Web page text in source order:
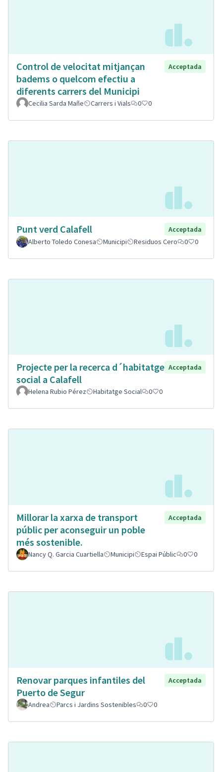
Control de velocitat mitjançan
badems o quelcom efectiu a
diferents carrers del Municipi
Acceptada
Cecilia Sarda Mañe Carrers i Vials 0 0
Punt verd Calafell
Acceptada
Alberto Toledo Conesa
Municipi Residuos Cero 0 0
Projecte per la recerca d´habitatge
social a Calafell
Acceptada
Helena Rubio Pérez Habitatge Social 0 0
Millorar la xarxa de transport
públic per aconseguir un poble
més sostenible.
Acceptada
Nancy Q. Garcia Cuartiella Municipi Espai Públic 0 0
Renovar parques infantiles del
Puerto de Segur
Acceptada
Andrea Parcs i Jardins Sostenibles 0 0